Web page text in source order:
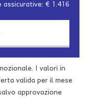
assicurative: € 1.416
I valori in
valida per il mese
approvazione